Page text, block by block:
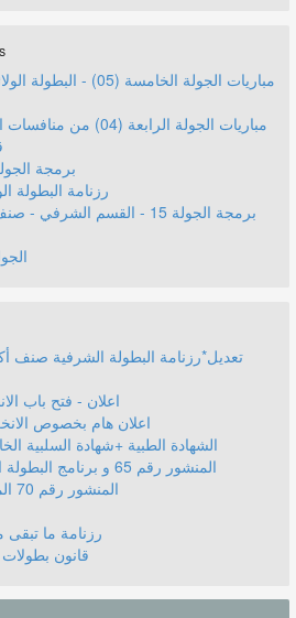
مباريات الجولة الخامسة
مباريات الجولة الرابعة
برمجة الجولة 03 فئة أقل من
رزنامة البطولة
برمجة الجولة 15 - القسم
*تعديل*رزنامة البطولة الشرفية صنف أكابر
اعلان - فتح باب
اعلان هام بخصوص
الشهادة الطبية +شهادة السلبية
المنشور رقم 70 المؤرخ في 22 فيفري 2026
رزنامة ما
قانون بطولات